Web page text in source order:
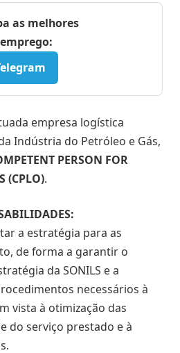
as melhores
empresa logística
Indústria do Petróleo e Gás,
PERSON FOR
(CPLO).
a estratégia para as
de forma a garantir o
da SONILS e a
necessários à
vista à otimização das
do serviço prestado e à